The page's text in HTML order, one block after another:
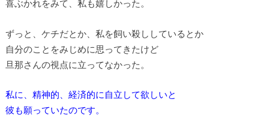
喜ぶかれをみて、私も嬉しかった。
ずっと、ケチだとか、私を飼い殺ししているとか
自分のことをみじめに思ってきたけど
旦那さんの視点に立ってなかった。
私に、精神的、経済的に自立して欲しいと
彼も願っていたのです。